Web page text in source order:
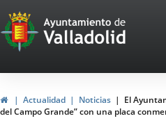
Portal
Web
del
Ayuntamiento
InicioActualidad Noticias
El
del Campo Grande” con una placa